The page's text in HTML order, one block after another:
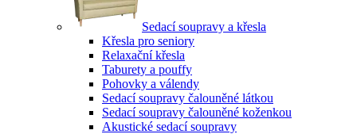
Sedací soupravy a křesla
Křesla pro seniory
Relaxační křesla
Taburety a pouffy
Pohovky a válendy
Sedací soupravy čalouněné látkou
Sedací soupravy čalouněné koženkou
Akustické sedací soupravy